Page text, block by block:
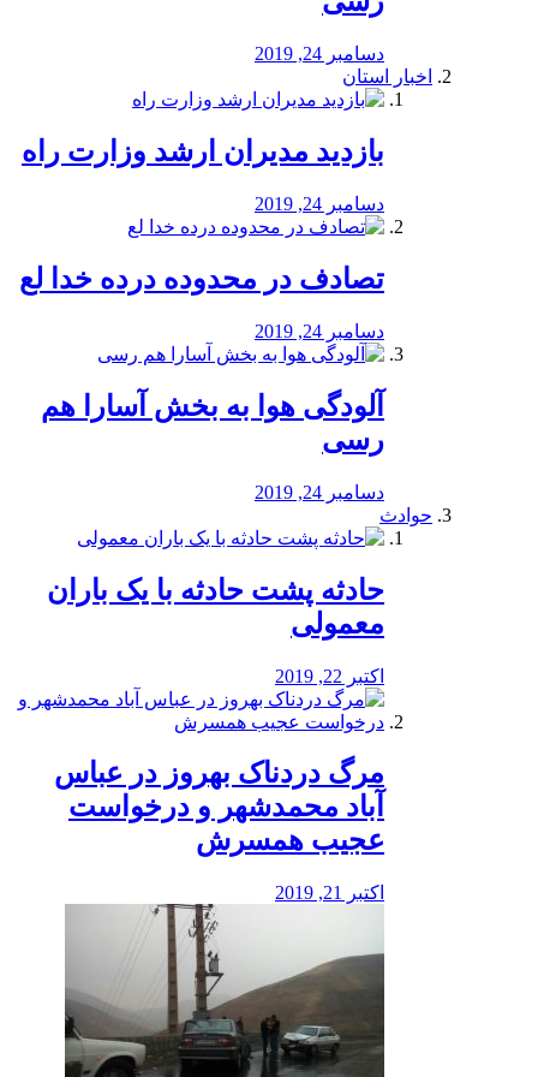
دسامبر 24, 2019
اخبار استان
بازدید مدیران ارشد وزارت راه
دسامبر 24, 2019
تصادف در محدوده درده خدا لع
دسامبر 24, 2019
آلودگی هوا به بخش آسارا هم
رسی
دسامبر 24, 2019
حوادث
️حادثه پشت حادثه با یک باران
معمولی
اکتبر 22, 2019
مرگ دردناک بهروز در عباس
آباد محمدشهر و درخواست
عجیب همسرش
اکتبر 21, 2019